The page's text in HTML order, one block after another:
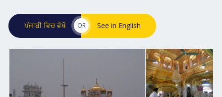
ਪੰਜਾਬੀ ਵਿਚ ਵੇਖੋ OR See in English